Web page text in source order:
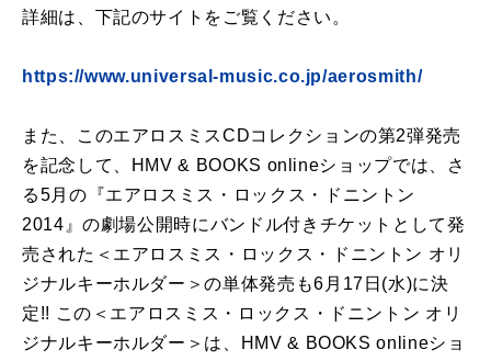
詳細は、下記のサイトをご覧ください。
https://www.universal-music.co.jp/aerosmith/
また、このエアロスミスCDコレクションの第2弾発売
を記念して、HMV & BOOKS onlineショップでは、さ
る5月の『エアロスミス・ロックス・ドニントン
2014』の劇場公開時にバンドル付きチケットとして発
売された＜エアロスミス・ロックス・ドニントン オリ
ジナルキーホルダー＞の単体発売も6月17日(水)に決
定!! この＜エアロスミス・ロックス・ドニントン オリ
ジナルキーホルダー＞は、HMV & BOOKS onlineショ